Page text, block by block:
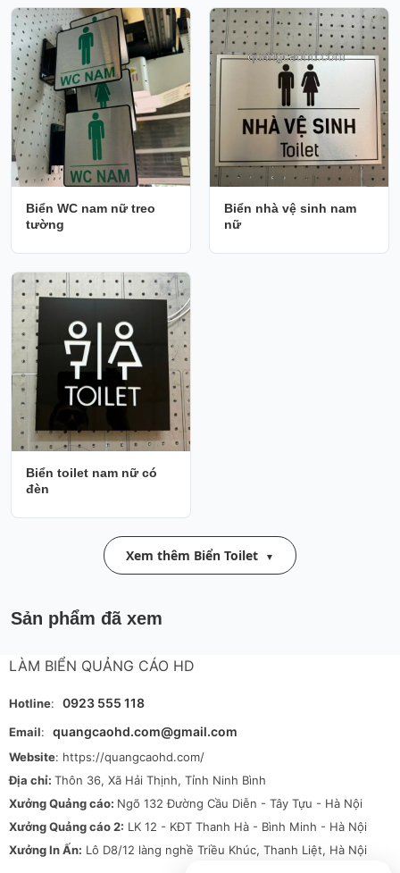
Biển WC nam nữ treo
tường
Biển nhà vệ sinh nam
nữ
Biển toilet nam nữ có
đèn
Xem thêm Biển Toilet
Sản phẩm đã xem
LÀM BIỂN QUẢNG CÁO HD
Hotline: 0923 555 118
Email: quangcaohd.com@gmail.com
Website: https://quangcaohd.com/
Địa chỉ: Thôn 36, Xã Hải Thịnh, Tỉnh Ninh Bình
Xưởng Quảng cáo: Ngõ 132 Đường Cầu Diễn - Tây Tựu - Hà Nội
Xưởng Quảng cáo 2: LK 12 - KĐT Thanh Hà - Bình Minh - Hà Nội
Xưởng In Ấn: Lô D8/12 làng nghề Triều Khúc, Thanh Liệt, Hà Nội